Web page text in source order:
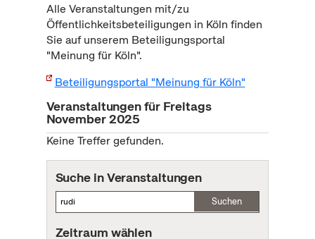
Alle Veranstaltungen mit/zu
Öffentlichkeitsbeteiligungen in Köln finden
Sie auf unserem Beteiligungsportal
"Meinung für Köln".
Beteiligungsportal "Meinung für Köln"
Veranstaltungen für Freitags
November 2025
Keine Treffer gefunden.
Suche in Veranstaltungen
Suchen
Zeitraum wählen